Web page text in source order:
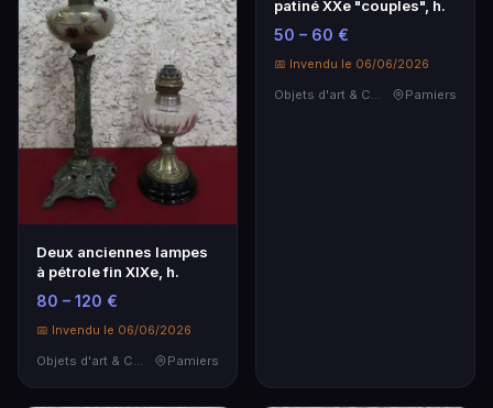
Deux anciennes lampes
à pétrole fin XIXe, h.
80 – 120 €
📅 Invendu le 06/06/2026
Objets d'art & Curiosités
Pamiers
patiné XXe "couples", h.
50 – 60 €
📅 Invendu le 06/06/2026
Objets d'art & Curiosités
Pamiers